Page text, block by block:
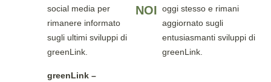
social media per
rimanere informato
sugli ultimi sviluppi di
greenLink.
greenLink –
NOI oggi stesso e rimani
aggiornato sugli
entusiasmanti sviluppi di
greenLink.